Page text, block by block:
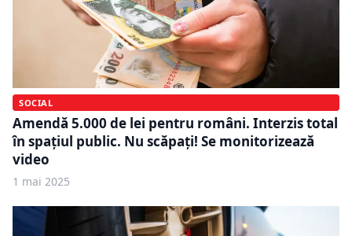
SOCIAL
Amendă 5.000 de lei pentru români. Interzis total
în spațiul public. Nu scăpați! Se monitorizează
video
1 mai 2025